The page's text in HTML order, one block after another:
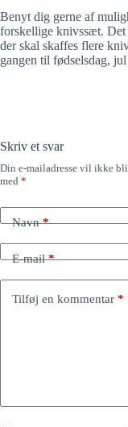
Benyt dig gerne af
forskellige knivssæt. Det
der skal skaffes flere
gangen til fødselsdag,
Skriv et svar
Din e-mailadresse vil ikke
med *
Navn*
E-mail*
Tilføj en kommentar *